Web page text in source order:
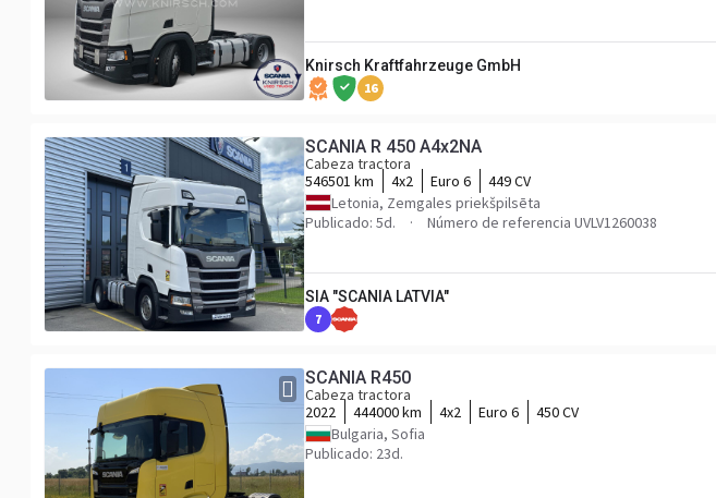
Knirsch Kraftfahrzeuge GmbH
16
SCANIA R 450 A4x2NA
Cabeza tractora
546501 km
4x2 Euro 6
449 CV
Letonia, Zemgales priekšpilsēta
Publicado: 5d.
Número de referencia UVLV1260038
SIA "SCANIA LATVIA"
7
SCANIA R450
Cabeza tractora
2022
444000 km 4x2 Euro 6
450 CV
Bulgaria, Sofia
Publicado: 23d.